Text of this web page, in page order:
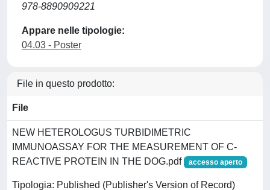
978-8890909221
Appare nelle tipologie:
04.03 - Poster
File in questo prodotto:
File
NEW HETEROLOGUS TURBIDIMETRIC
IMMUNOASSAY FOR THE MEASUREMENT OF C-
REACTIVE PROTEIN IN THE DOG.pdf
accesso aperto
Tipologia: Published (Publisher's Version of Record)